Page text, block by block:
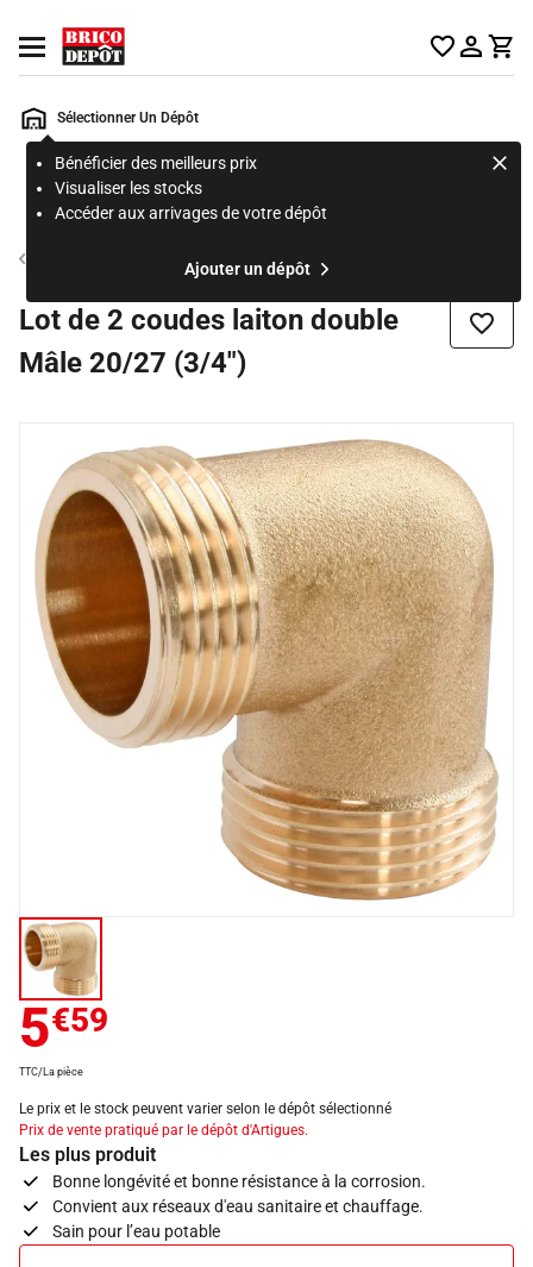
Ouvrir le menu
Sélectionner Un Dépôt
Bénéficier des meilleurs prix
Visualiser les stocks
Accéder aux arrivages de votre dépôt
Ajouter un dépôt
Rechercher
page
Tube et raccord multicouche
Lot de 2 coudes laiton double
Mâle 20/27 (3/4")
5€59
TTC/La pièce
Le prix et le stock peuvent varier selon le dépôt sélectionné
Prix de vente pratiqué par le dépôt d'Artigues.
Les plus produit
Bonne longévité et bonne résistance à la corrosion.
Convient aux réseaux d'eau sanitaire et chauffage.
Sain pour l’eau potable